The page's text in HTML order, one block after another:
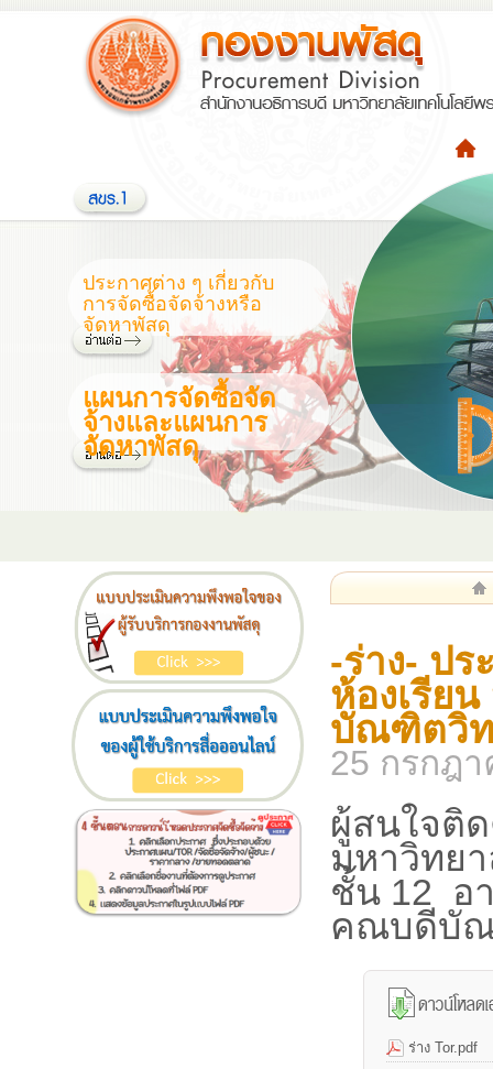
ประกาศต่าง ๆ เกี่ยวกับ
การจัดซื้อจัดจ้างหรือ
จัดหาพัสดุ
แผนการจัดซื้อจัด
จ้างและแผนการ
จัดหาพัสดุ
-ร่าง- ปร
ห้องเรีย
บัณฑิตวิท
25 กรกฎ
ผู้สนใจติ
มหาวิทย
ชั้น 12 อ
คณบดีบัณ
ร่าง Tor.pdf